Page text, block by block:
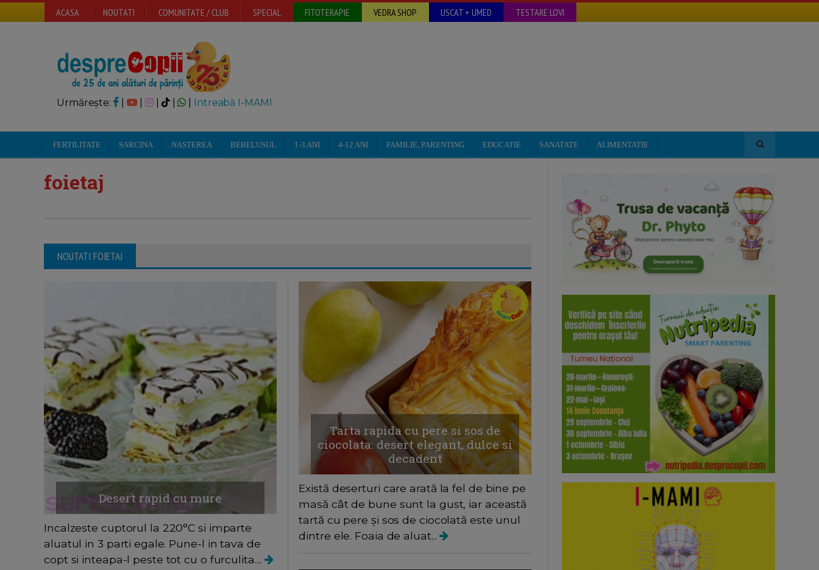
ACASA NOUTATI COMUNITATE / CLUB SPECIAL FITOTERAPIE VEDRA SHOP USCAT + UMED TESTARE LOVI
Urmărește: | | Intreabă I-MAMI
FERTILITATE SARCINA NASTEREA BEBELUSUL 1-3 ANI 4-12 ANI FAMILIE, PARENTING EDUCATIE SANATATE ALIMENTATIE
foietaj
NOUTATI FOIETAJ
Desert rapid cu mure
Incalzeste cuptorul la 220°C si imparte
aluatul in 3 parti egale. Pune-l in tava de
copt si inteapa-l peste tot cu o furculita....
Tarta rapida cu pere si sos de
ciocolata: desert elegant, dulce si
decadent
Există deserturi care arată la fel de bine pe
masă cât de bune sunt la gust, iar această
tartă cu pere și sos de ciocolată este unul
dintre ele. Foaia de aluat...